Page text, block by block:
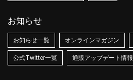
お知らせ
お知らせ一覧 オンラインマガジン
公式Twitter一覧 通販アップデート情報